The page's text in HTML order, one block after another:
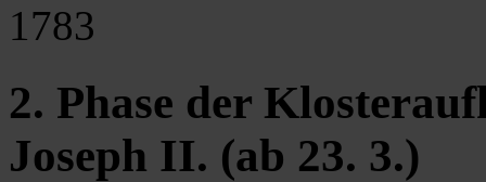
1783
2. Phase der
Joseph II. (ab 23. 3.)